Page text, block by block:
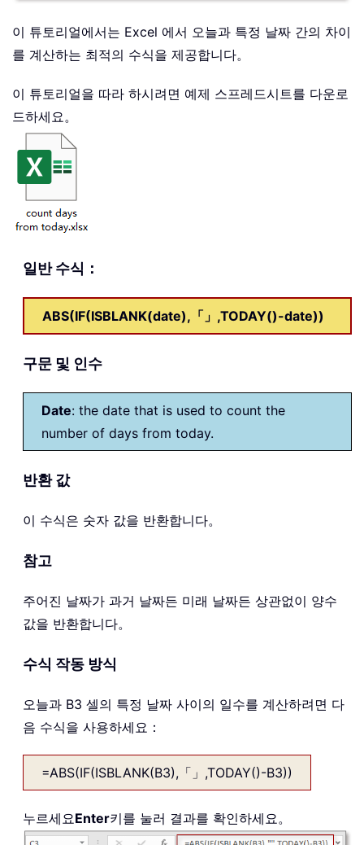
이 튜토리얼에서는 Excel 에서 오늘과 특정 날짜 간의 차이
를 계산하는 최적의 수식을 제공합니다。
이 튜토리얼을 따라 하시려면 예제 스프레드시트를 다운로
드하세요。
일반 수식：
ABS(IF(ISBLANK(date),「」,TODAY()-date))
구문 및 인수
Date: the date that is used to count the
number of days from today.
반환 값
이 수식은 숫자 값을 반환합니다。
참고
주어진 날짜가 과거 날짜든 미래 날짜든 상관없이 양수
값을 반환합니다。
수식 작동 방식
오늘과 B3 셀의 특정 날짜 사이의 일수를 계산하려면 다
음 수식을 사용하세요：
=ABS(IF(ISBLANK(B3),「」,TODAY()-B3))
누르세요Enter키를 눌러 결과를 확인하세요。